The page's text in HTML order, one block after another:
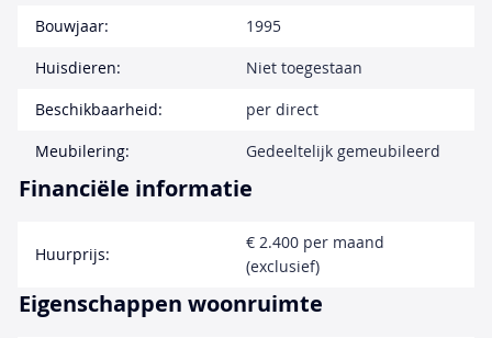
Bouwjaar:
1995
Huisdieren:
Niet toegestaan
Beschikbaarheid:
per direct
Meubilering:
Gedeeltelijk gemeubileerd
Financiële informatie
Huurprijs:
€ 2.400 per maand
(exclusief)
Eigenschappen woonruimte